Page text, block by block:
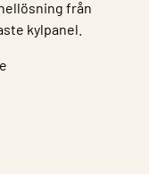
från
kylpanel.